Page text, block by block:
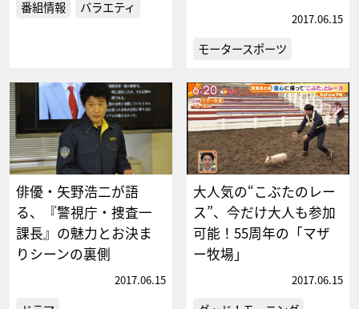
番組情報 バラエティ
2017.06.15
モータースポーツ
俳優・矢野浩二が語
る、『警視庁・捜査一
課長』の魅力とお決ま
りシーンの裏側
2017.06.15
大人気の“こぶたのレー
ス”、今だけ大人も参加
可能！55周年の「マザ
ー牧場」
2017.06.15